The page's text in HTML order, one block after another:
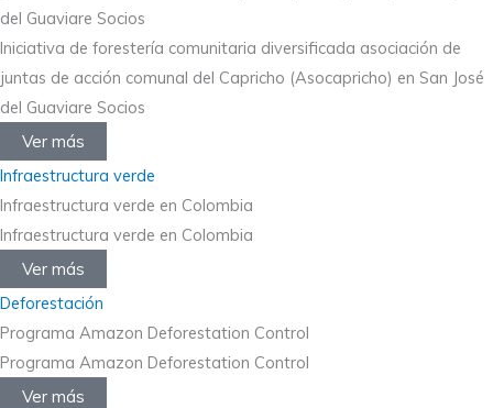
del Guaviare Socios
Iniciativa de forestería comunitaria diversificada asociación de
juntas de acción comunal del Capricho (Asocapricho) en San José
del Guaviare Socios
Ver más
Infraestructura verde
Infraestructura verde en Colombia
Infraestructura verde en Colombia
Ver más
Deforestación
Programa Amazon Deforestation Control
Programa Amazon Deforestation Control
Ver más